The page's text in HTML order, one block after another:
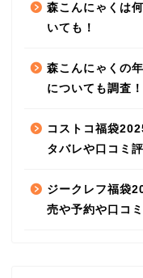
森こんにゃくは
いても！
森こんにゃくの
についても調査！
コストコ福袋
タバレや口コミ評
ジークレフ福袋
売や予約や口コミ